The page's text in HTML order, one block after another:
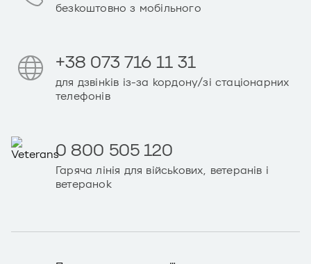
безкоштовно з мобільного
+38 073 716 11 31
для дзвінків із-за кордону/зі стаціонарних
телефонів
0 800 505 120
Гаряча лінія для військових, ветеранів і
ветеранок